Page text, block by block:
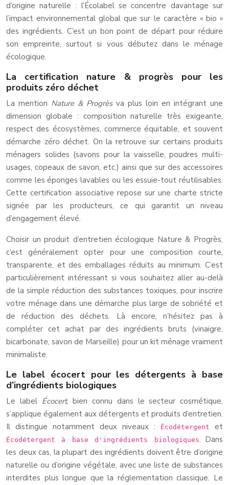
d’origine naturelle : l’Écolabel se concentre davantage sur
l’impact environnemental global que sur le caractère « bio »
des ingrédients. C’est un bon point de départ pour réduire
son empreinte, surtout si vous débutez dans le ménage
écologique.
La certification nature & progrès pour les
produits zéro déchet
La mention Nature & Progrèsva plus loin en intégrant une
dimension globale : composition naturelle très exigeante,
respect des écosystèmes, commerce équitable, et souvent
démarche zéro déchet. On la retrouve sur certains produits
ménagers solides (savons pour la vaisselle, poudres multi-
usages, copeaux de savon, etc.) ainsi que sur des accessoires
comme les éponges lavables ou les essuie-tout réutilisables.
Cette certification associative repose sur une charte stricte
signée par les producteurs, ce qui garantit un niveau
d’engagement élevé.
Choisir un produit d’entretien écologique Nature & Progrès,
c’est généralement opter pour une composition courte,
transparente, et des emballages réduits au minimum. C’est
particulièrement intéressant si vous souhaitez aller au-delà
de la simple réduction des substances toxiques, pour inscrire
votre ménage dans une démarche plus large de sobriété et
de réduction des déchets. Là encore, n’hésitez pas à
compléter cet achat par des ingrédients bruts (vinaigre,
bicarbonate, savon de Marseille) pour un kit ménage vraiment
minimaliste.
Le label écocert pour les détergents à base
d’ingrédients biologiques
Le label Écocert, bien connu dans le secteur cosmétique,
s’applique également aux détergents et produits d’entretien.
Il distingue notamment deux niveaux :
Écodétergent et
Écodétergent à base d'ingrédients biologiques. Dans
les deux cas, la plupart des ingrédients doivent être d’origine
naturelle ou d’origine végétale, avec une liste de substances
interdites plus longue que la réglementation classique. Le